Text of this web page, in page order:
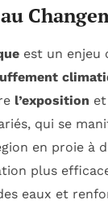
est un enjeu
l’exposition
qui se
en proie à
plus
eaux et